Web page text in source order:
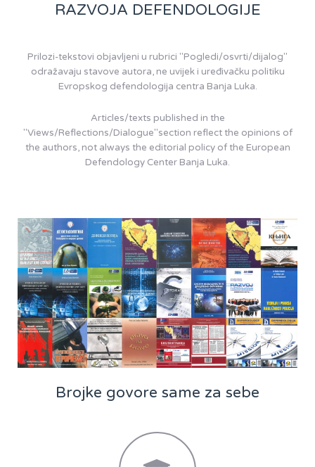
RAZVOJA DEFENDOLOGIJE
Prilozi-tekstovi objavljeni u rubrici "Pogledi/osvrti/dijalog"
odražavaju stavove autora, ne uvijek i uređivačku politiku
Evropskog defendologija centra Banja Luka.
Articles/texts published in the
"Views/Reflections/Dialogue"section reflect the opinions of
the authors, not always the editorial policy of the European
Defendology Center Banja Luka.
Brojke govore same za sebe